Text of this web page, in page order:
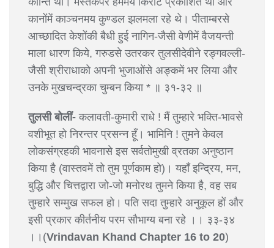
कानोंमें काञ्चनमय कुण्डल झलमला रहे थे। पीताम्बरसे
आच्छादित केशोंकी बैधी हुई नागिन-जैसी वेणीमें वैजयन्ती
माला धारण किये, गरुडसे उतरकर तुलसीदेवीने रङ्गवल्ली-
जैसी श्रीराधाको अपनी भुजाओंसे अङ्कमें भर लिया और
उनके मुखचन्द्रका चुम्बन किया * ॥ ३१-३२ ॥
तुलसी बोलीं- कलावती-कुमारी राधे ! मैं तुम्हारे भक्ति-भावसे
वशीभूत हो निरन्तर प्रसन्न हूँ। भामिनि ! तुमने केवल
लोकसंग्रहकी भावनासे इस सर्वतोमुखी व्रतका अनुष्ठान
किया है (वास्तवमें तो तुम पूर्णकाम हो)। यहाँ इन्द्रिय, मन,
बुद्धि और चित्तद्वारा जो-जो मनोरथ तुमने किया है, वह सब
तुम्हारे सम्मुख सफल हो। पति सदा तुम्हारे अनुकूल हों और
इसी प्रकार कीर्तनीय परम सौभाग्य बना रहे ।। ३३-३४
।।(Vrindavan Khand Chapter 16 to 20)